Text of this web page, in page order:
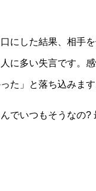
にした結果、相手
に多い失言です。
た」と落ち込みます
でいつもそうなの?